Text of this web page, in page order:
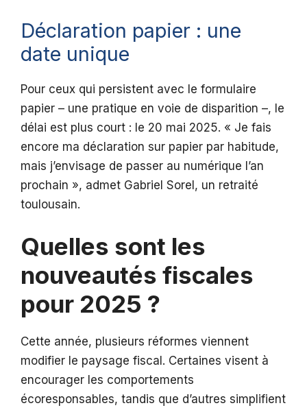
Déclaration papier : une
date unique
Pour ceux qui persistent avec le formulaire
papier – une pratique en voie de disparition –, le
délai est plus court : le 20 mai 2025. « Je fais
encore ma déclaration sur papier par habitude,
mais j’envisage de passer au numérique l’an
prochain », admet Gabriel Sorel, un retraité
toulousain.
Quelles sont les
nouveautés fiscales
pour 2025 ?
Cette année, plusieurs réformes viennent
modifier le paysage fiscal. Certaines visent à
encourager les comportements
écoresponsables, tandis que d’autres simplifient